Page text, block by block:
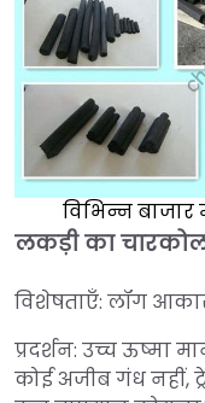
विभिन्न
लकड़ी का
विशेषताएँ: लॉग
प्रदर्शन: उच्च ऊष्मा
कोई अजीब गंध नहीं,